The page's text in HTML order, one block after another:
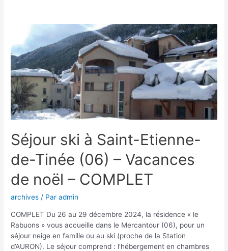
Séjour ski à Saint-Etienne-
de-Tinée (06) – Vacances
de noël – COMPLET
archives / Paradmin
COMPLET Du 26 au 29 décembre 2024, la résidence « le
Rabuons » vous accueille dans le Mercantour (06), pour un
séjour neige en famille ou au ski (proche de la Station
d’AURON). Le séjour comprend : l’hébergement en chambres